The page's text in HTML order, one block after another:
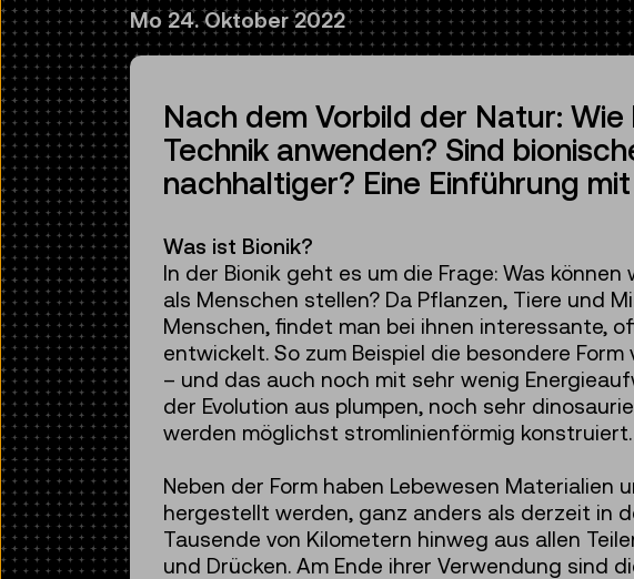
Mo 24. Oktober 2022
Nach dem Vorbild der Natur:
Technik anwenden? Sind
nachhaltiger? Eine Einführung
Was ist Bionik?
In der Bionik geht es um die Frage: Was
als Menschen stellen? Da Pflanzen, Tiere und
Menschen, findet man bei ihnen interessante,
entwickelt. So zum Beispiel die besondere
– und das auch noch mit sehr wenig
der Evolution aus plumpen, noch sehr
werden möglichst stromlinienförmig konstruiert.
Neben der Form haben Lebewesen
hergestellt werden, ganz anders als derzeit in
Tausende von Kilometern hinweg aus allen
und Drücken. Am Ende ihrer Verwendung sind